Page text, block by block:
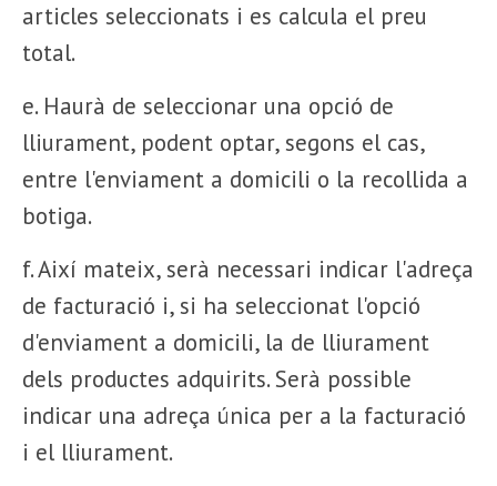
articles seleccionats i es calcula el preu
total.
e. Haurà de seleccionar una opció de
lliurament, podent optar, segons el cas,
entre l'enviament a domicili o la recollida a
botiga.
f. Així mateix, serà necessari indicar l'adreça
de facturació i, si ha seleccionat l'opció
d'enviament a domicili, la de lliurament
dels productes adquirits. Serà possible
indicar una adreça única per a la facturació
i el lliurament.